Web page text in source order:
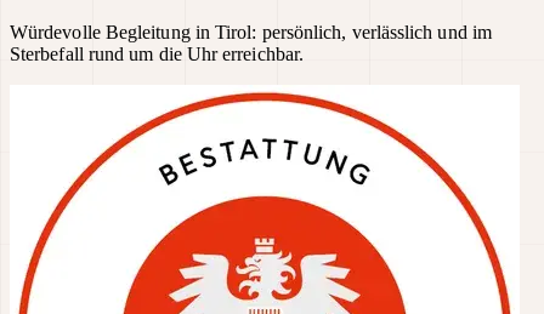
Würdevolle Begleitung in Tirol: persönlich, verlässlich und im
Sterbefall rund um die Uhr erreichbar.